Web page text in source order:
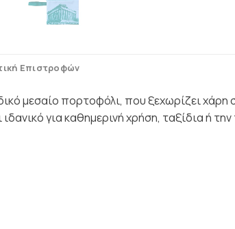
Επιστροφών
μεσαίο πορτοφόλι, που ξεχωρίζει
για καθημερινή χρήση, ταξίδια ή